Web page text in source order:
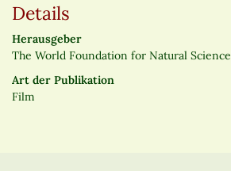
Details
Herausgeber
The World Foundation for Natural Science
Art der Publikation
Film